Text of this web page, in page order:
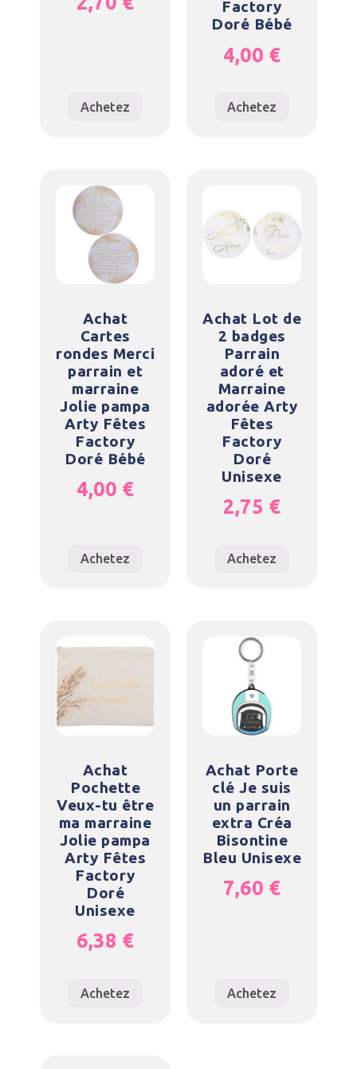
Achetez
Factory
Doré Bébé
4,00 €
Achetez
Achat
Cartes
rondes Merci
parrain et
marraine
Jolie pampa
Arty Fêtes
Factory
Doré Bébé
4,00 €
Achetez
Achat Lot de
2 badges
Parrain
adoré et
Marraine
adorée Arty
Fêtes
Factory
Doré
Unisexe
2,75 €
Achetez
Achat
Pochette
Veux-tu être
ma marraine
Jolie pampa
Arty Fêtes
Factory
Doré
Unisexe
6,38 €
Achetez
Achat Porte
clé Je suis
un parrain
extra Créa
Bisontine
Bleu Unisexe
7,60 €
Achetez